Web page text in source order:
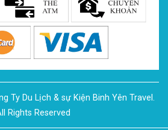
Ty Du Lịch & sự Kiện Binh Yên Travel.
Rights Reserved